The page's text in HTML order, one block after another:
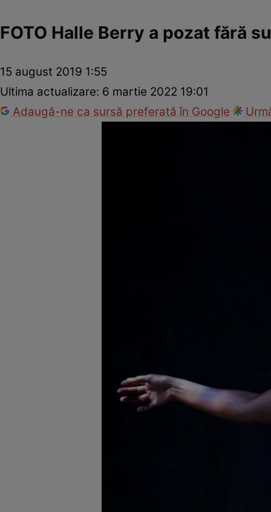
FOTO Halle Berry a pozat fără
15 august 2019 1:55
Ultima actualizare: 6 martie 2022 19:01
Adaugă-ne ca sursă preferată în Google